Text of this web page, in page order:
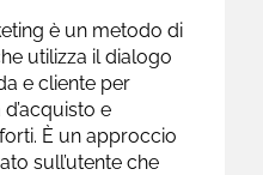
è un metodo di
utilizza il dialogo
e cliente per
e
È un approccio
sull’utente che